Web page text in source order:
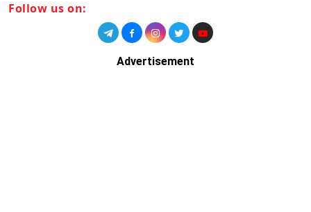
Follow us on:
Advertisement